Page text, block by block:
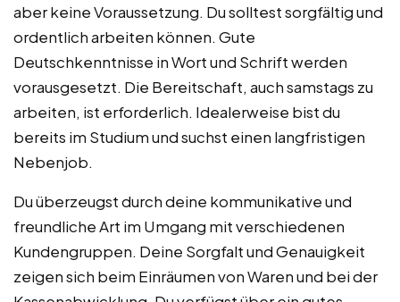
aber keine Voraussetzung. Du solltest sorgfältig und
ordentlich arbeiten können. Gute
Deutschkenntnisse in Wort und Schrift werden
vorausgesetzt. Die Bereitschaft, auch samstags zu
arbeiten, ist erforderlich. Idealerweise bist du
bereits im Studium und suchst einen langfristigen
Nebenjob.
Du überzeugst durch deine kommunikative und
freundliche Art im Umgang mit verschiedenen
Kundengruppen. Deine Sorgfalt und Genauigkeit
zeigen sich beim Einräumen von Waren und bei der